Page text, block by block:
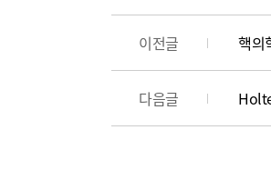
이전글 핵의
다음글